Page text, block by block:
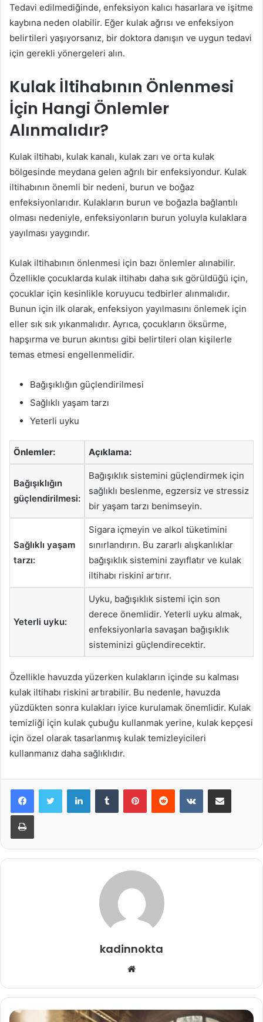
Tedavi edilmediğinde, enfeksiyon kalıcı hasarlara ve işitme
kaybına neden olabilir. Eğer kulak ağrısı ve enfeksiyon
belirtileri yaşıyorsanız, bir doktora danışın ve uygun tedavi
için gerekli yönergeleri alın.
Kulak İltihabının Önlenmesi
İçin Hangi Önlemler
Alınmalıdır?
Kulak iltihabı, kulak kanalı, kulak zarı ve orta kulak
bölgesinde meydana gelen ağrılı bir enfeksiyondur. Kulak
iltihabının önemli bir nedeni, burun ve boğaz
enfeksiyonlarıdır. Kulakların burun ve boğazla bağlantılı
olması nedeniyle, enfeksiyonların burun yoluyla kulaklara
yayılması yaygındır.
Kulak iltihabının önlenmesi için bazı önlemler alınabilir.
Özellikle çocuklarda kulak iltihabı daha sık görüldüğü için,
çocuklar için kesinlikle koruyucu tedbirler alınmalıdır.
Bunun için ilk olarak, enfeksiyon yayılmasını önlemek için
eller sık sık yıkanmalıdır. Ayrıca, çocukların öksürme,
hapşırma ve burun akıntısı gibi belirtileri olan kişilerle
temas etmesi engellenmelidir.
Bağışıklığın güçlendirilmesi
Sağlıklı yaşam tarzı
Yeterli uyku
Önlemler: Açıklama:
Bağışıklığın
güçlendirilmesi:
Bağışıklık sistemini güçlendirmek için
sağlıklı beslenme, egzersiz ve stressiz
bir yaşam tarzı benimseyin.
Sağlıklı yaşam
tarzı:
Sigara içmeyin ve alkol tüketimini
sınırlandırın. Bu zararlı alışkanlıklar
bağışıklık sistemini zayıflatır ve kulak
iltihabı riskini artırır.
Yeterli uyku:
Uyku, bağışıklık sistemi için son
derece önemlidir. Yeterli uyku almak,
enfeksiyonlarla savaşan bağışıklık
sisteminizi güçlendirecektir.
Özellikle havuzda yüzerken kulakların içinde su kalması
kulak iltihabı riskini artırabilir. Bu nedenle, havuzda
yüzdükten sonra kulakları iyice kurulamak önemlidir. Kulak
temizliği için kulak çubuğu kullanmak yerine, kulak kepçesi
için özel olarak tasarlanmış kulak temizleyicileri
kullanmanız daha sağlıklıdır.
LinkedInTumblr PinterestReddit VKontakteE-Posta ile paylaş
Yazdır
kadinnokta
Web